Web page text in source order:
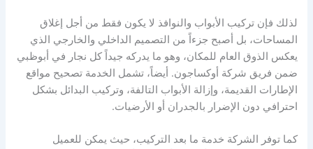
لذلك فإن تركيب الأبواب والنوافذ لا يكون فقط من أجل إغلاق
المساحات، بل أصبح جزءاً من التصميم الداخلي والخارجي الذي
يعكس الذوق العام للمكان، وهو ما يدركه جيداً كل نجار في أبوظبي
ضمن فريق شركة أوكساجون. أيضاً، تشمل الخدمة تصحيح مواقع
الإطارات القديمة، وإزالة الأبواب التالفة، وتركيب البدائل بشكل
احترافي دون الإضرار بالجدران أو الأرضيات.
كما توفر الشركة خدمة ما بعد التركيب، حيث يمكن للعميل